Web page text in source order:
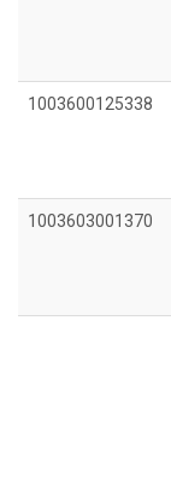
1003600125338
1003603001370